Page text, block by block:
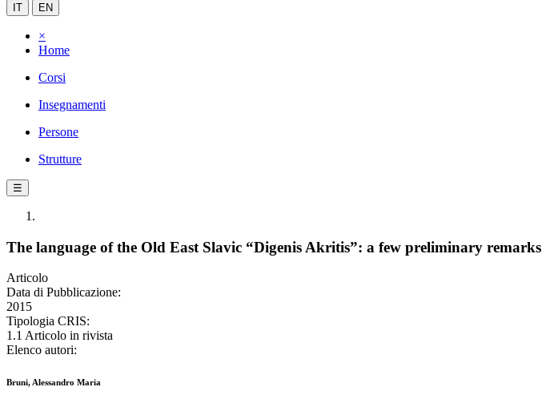
IT EN
×
Home
Corsi
Insegnamenti
Persone
Strutture
☰
The language of the Old East Slavic “Digenis Akritis”: a few preliminary remarks
Articolo
Data di Pubblicazione:
2015
Tipologia CRIS:
1.1 Articolo in rivista
Elenco autori:
Bruni, Alessandro Maria